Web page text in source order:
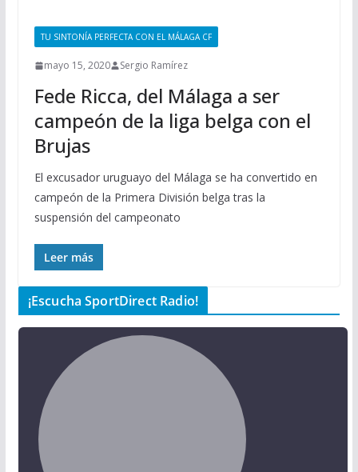
TU SINTONÍA PERFECTA CON EL MÁLAGA CF
mayo 15, 2020 Sergio Ramírez
Fede Ricca, del Málaga a ser
campeón de la liga belga con el
Brujas
El excusador uruguayo del Málaga se ha convertido en
campeón de la Primera División belga tras la
suspensión del campeonato
Leer más
¡Escucha SportDirect Radio!